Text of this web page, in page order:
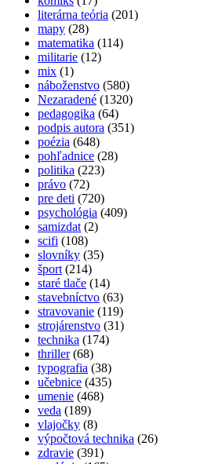
literárna teória (201)
mapy (28)
matematika (114)
militarie (12)
mix (1)
náboženstvo (580)
Nezaradené (1320)
pedagogika (64)
podpis autora (351)
poézia (648)
pohľadnice (28)
politika (223)
právo (72)
pre deti (720)
psychológia (409)
samizdat (2)
scifi (108)
slovníky (35)
šport (214)
staré tlače (14)
stavebníctvo (63)
stravovanie (119)
strojárenstvo (31)
technika (174)
thriller (68)
typografia (38)
učebnice (435)
umenie (468)
veda (189)
vlajočky (8)
výpočtová technika (26)
zdravie (391)